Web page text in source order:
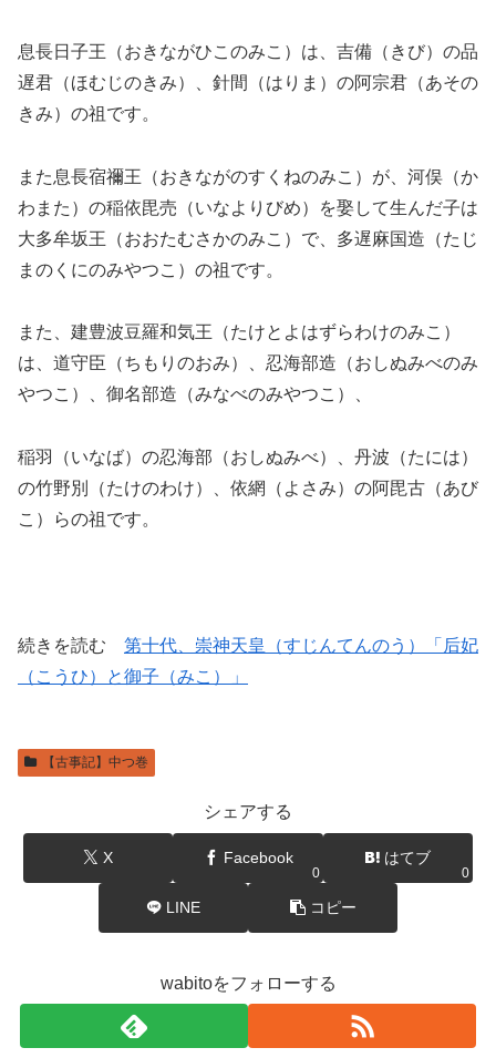
息長日子王（おきながひこのみこ）は、吉備（きび）の品
遅君（ほむじのきみ）、針間（はりま）の阿宗君（あその
きみ）の祖です。
また息長宿禰王（おきながのすくねのみこ）が、河俣（か
わまた）の稲依毘売（いなよりびめ）を娶して生んだ子は
大多牟坂王（おおたむさかのみこ）で、多遅麻国造（たじ
まのくにのみやつこ）の祖です。
また、建豊波豆羅和気王（たけとよはずらわけのみこ）
は、道守臣（ちもりのおみ）、忍海部造（おしぬみべのみ
やつこ）、御名部造（みなべのみやつこ）、
稲羽（いなば）の忍海部（おしぬみべ）、丹波（たには）
の竹野別（たけのわけ）、依網（よさみ）の阿毘古（あび
こ）らの祖です。
続きを読む 第十代、崇神天皇（すじんてんのう）「后妃
（こうひ）と御子（みこ）」
【古事記】中つ巻
シェアする
X Facebook
0
はてブ
0
LINE コピー
wabitoをフォローする